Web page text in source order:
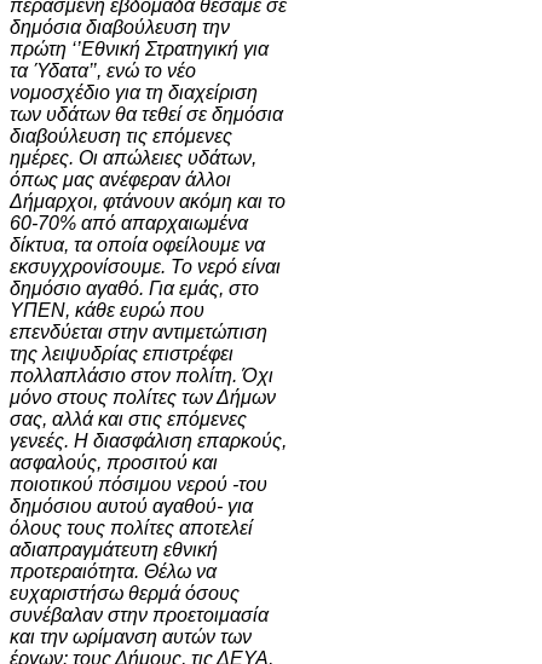
περασμένη εβδομάδα θέσαμε σε
δημόσια διαβούλευση την
πρώτη ‘’Εθνική Στρατηγική για
τα Ύδατα’’, ενώ το νέο
νομοσχέδιο για τη διαχείριση
των υδάτων θα τεθεί σε δημόσια
διαβούλευση τις επόμενες
ημέρες. Οι απώλειες υδάτων,
όπως μας ανέφεραν άλλοι
Δήμαρχοι, φτάνουν ακόμη και το
60-70% από απαρχαιωμένα
δίκτυα, τα οποία οφείλουμε να
εκσυγχρονίσουμε. Το νερό είναι
δημόσιο αγαθό. Για εμάς, στο
ΥΠΕΝ, κάθε ευρώ που
επενδύεται στην αντιμετώπιση
της λειψυδρίας επιστρέφει
πολλαπλάσιο στον πολίτη. Όχι
μόνο στους πολίτες των Δήμων
σας, αλλά και στις επόμενες
γενεές. Η διασφάλιση επαρκούς,
ασφαλούς, προσιτού και
ποιοτικού πόσιμου νερού -του
δημόσιου αυτού αγαθού- για
όλους τους πολίτες αποτελεί
αδιαπραγμάτευτη εθνική
προτεραιότητα. Θέλω να
ευχαριστήσω θερμά όσους
συνέβαλαν στην προετοιμασία
και την ωρίμανση αυτών των
έργων: τους Δήμους, τις ΔΕΥΑ,